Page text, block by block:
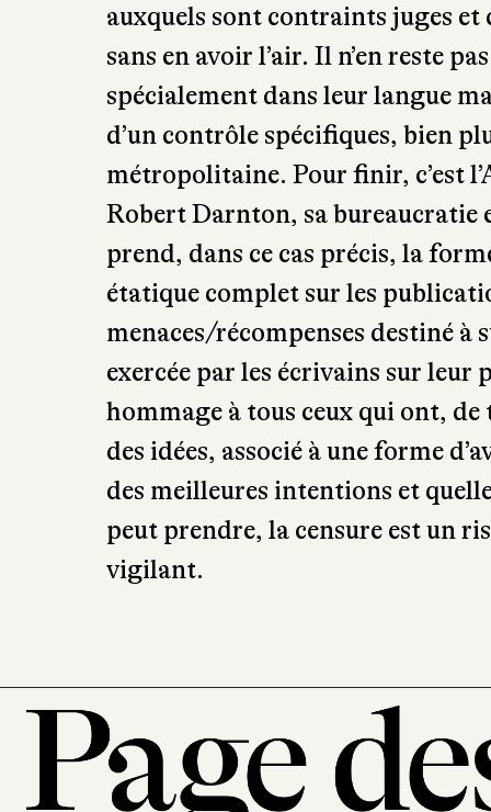
auxquels sont contraints juges
sans en avoir l’air. Il n’en reste
spécialement dans leur langue
d’un contrôle spécifiques, bien
métropolitaine. Pour finir, c’est
Robert Darnton, sa bureaucratie
prend, dans ce cas précis, la
étatique complet sur les
menaces/récompenses destiné à
exercée par les écrivains sur
hommage à tous ceux qui ont,
des idées, associé à une forme
des meilleures intentions et
peut prendre, la censure est un
vigilant.